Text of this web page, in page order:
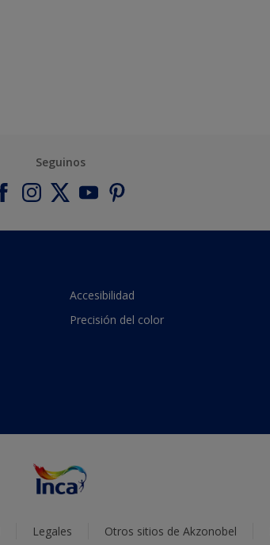
Seguinos
Accesibilidad
Precisión del color
Legales Otros sitios de Akzonobel